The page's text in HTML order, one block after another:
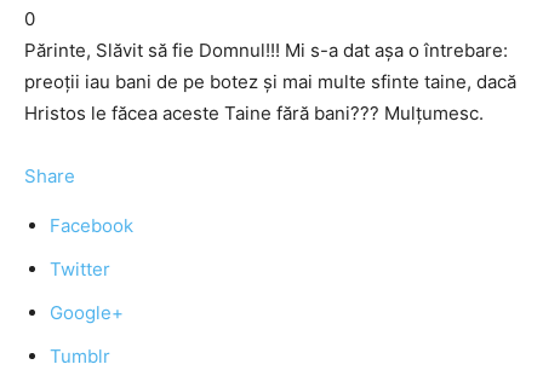
0
Părinte, Slăvit să fie Domnul!!! Mi s-a dat așa o întrebare:
preoții iau bani de pe botez și mai multe sfinte taine, dacă
Hristos le făcea aceste Taine fără bani??? Mulțumesc.
Share
Facebook
Twitter
Google+
Tumblr